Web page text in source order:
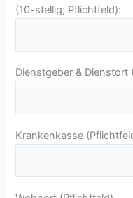
(10-stellig; Pflichtfeld):
Dienstgeber & Dienstort
Krankenkasse